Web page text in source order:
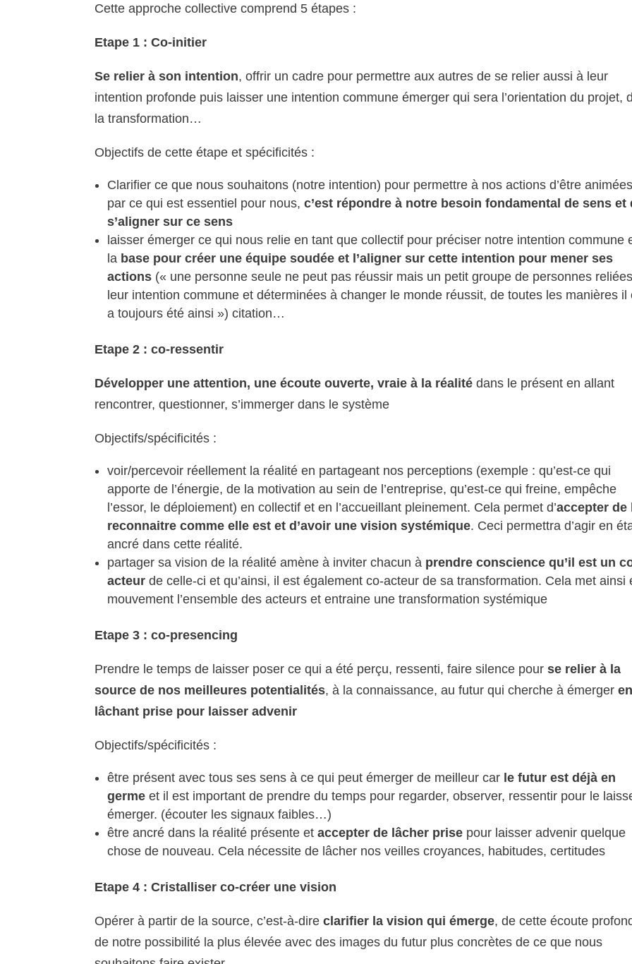
Cette approche collective comprend 5 étapes :
Etape 1 : Co-initier
Se relier à son intention, offrir un cadre pour permettre aux autres de se relier aussi à leur
intention profonde puis laisser une intention commune émerger qui sera l’orientation du projet,
la transformation…
Objectifs de cette étape et spécificités :
Clarifier ce que nous souhaitons (notre intention) pour permettre à nos actions d’être
par ce qui est essentiel pour nous,c’est répondre à notre besoin fondamental de sens et
s’aligner sur ce sens
laisser émerger ce qui nous relie en tant que collectif pour préciser notre intention commune
la base pour créer une équipe soudée et l’aligner sur cette intention pour mener ses
actions (« une personne seule ne peut pas réussir mais un petit groupe de personnes
leur intention commune et déterminées à changer le monde réussit, de toutes les manières il
a toujours été ainsi ») citation…
Etape 2 : co-ressentir
Développer une attention, une écoute ouverte, vraie à la réalité dans le présent en allant
rencontrer, questionner, s’immerger dans le système
Objectifs/spécificités :
voir/percevoir réellement la réalité en partageant nos perceptions (exemple : qu’est-ce qui
apporte de l’énergie, de la motivation au sein de l’entreprise, qu’est-ce qui freine, empêche
l’essor, le déploiement) en collectif et en l’accueillant pleinement. Cela permet d’accepter de
reconnaitre comme elle est et d’avoir une vision systémique. Ceci permettra d’agir en
ancré dans cette réalité.
partager sa vision de la réalité amène à inviter chacun à prendre conscience qu’il est un
acteur de celle-ci et qu’ainsi, il est également co-acteur de sa transformation. Cela met ainsi
mouvement l’ensemble des acteurs et entraine une transformation systémique
Etape 3 : co-presencing
Prendre le temps de laisser poser ce qui a été perçu, ressenti, faire silence pourse relier à la
source de nos meilleures potentialités, à la connaissance, au futur qui cherche à émerger
lâchant prise pour laisser advenir
Objectifs/spécificités :
être présent avec tous ses sens à ce qui peut émerger de meilleur car le futur est déjà en
germe et il est important de prendre du temps pour regarder, observer, ressentir pour le
émerger. (écouter les signaux faibles…)
être ancré dans la réalité présente etaccepter de lâcher prise pour laisser advenir quelque
chose de nouveau. Cela nécessite de lâcher nos veilles croyances, habitudes, certitudes
Etape 4 : Cristalliser co-créer une vision
Opérer à partir de la source, c’est-à-direclarifier la vision qui émerge, de cette écoute
de notre possibilité la plus élevée avec des images du futur plus concrètes de ce que nous